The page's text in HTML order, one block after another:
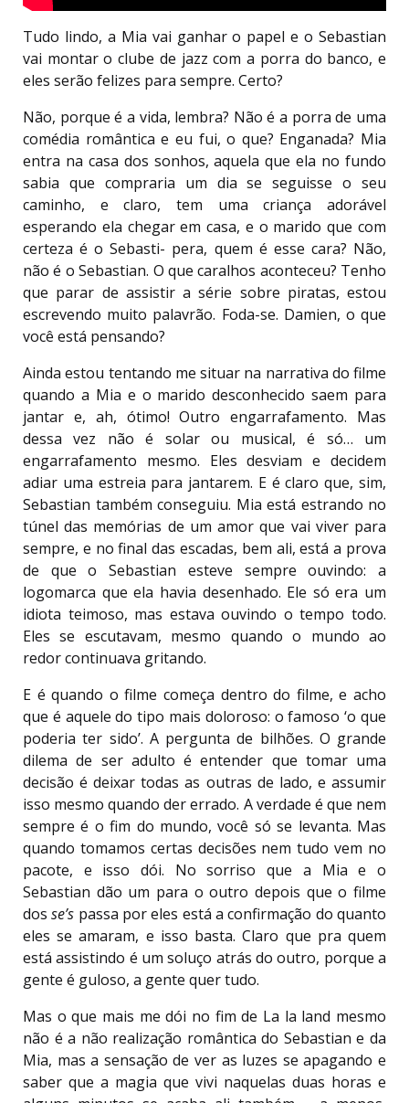
Tudo lindo, a Mia vai ganhar o papel e o Sebastian
vai montar o clube de jazz com a porra do banco, e
eles serão felizes para sempre. Certo?
Não, porque é a vida, lembra? Não é a porra de uma
comédia romântica e eu fui, o que? Enganada? Mia
entra na casa dos sonhos, aquela que ela no fundo
sabia que compraria um dia se seguisse o seu
caminho, e claro, tem uma criança adorável
esperando ela chegar em casa, e o marido que com
certeza é o Sebasti- pera, quem é esse cara? Não,
não é o Sebastian. O que caralhos aconteceu? Tenho
que parar de assistir a série sobre piratas, estou
escrevendo muito palavrão. Foda-se. Damien, o que
você está pensando?
Ainda estou tentando me situar na narrativa do filme
quando a Mia e o marido desconhecido saem para
jantar e, ah, ótimo! Outro engarrafamento. Mas
dessa vez não é solar ou musical, é só… um
engarrafamento mesmo. Eles desviam e decidem
adiar uma estreia para jantarem. E é claro que, sim,
Sebastian também conseguiu. Mia está estrando no
túnel das memórias de um amor que vai viver para
sempre, e no final das escadas, bem ali, está a prova
de que o Sebastian esteve sempre ouvindo: a
logomarca que ela havia desenhado. Ele só era um
idiota teimoso, mas estava ouvindo o tempo todo.
Eles se escutavam, mesmo quando o mundo ao
redor continuava gritando.
E é quando o filme começa dentro do filme, e acho
que é aquele do tipo mais doloroso: o famoso ‘o que
poderia ter sido’. A pergunta de bilhões. O grande
dilema de ser adulto é entender que tomar uma
decisão é deixar todas as outras de lado, e assumir
isso mesmo quando der errado. A verdade é que nem
sempre é o fim do mundo, você só se levanta. Mas
quando tomamos certas decisões nem tudo vem no
pacote, e isso dói. No sorriso que a Mia e o
Sebastian dão um para o outro depois que o filme
dosse’s passa por eles está a confirmação do quanto
eles se amaram, e isso basta. Claro que pra quem
está assistindo é um soluço atrás do outro, porque a
gente é guloso, a gente quer tudo.
Mas o que mais me dói no fim de La la land mesmo
não é a não realização romântica do Sebastian e da
Mia, mas a sensação de ver as luzes se apagando e
saber que a magia que vivi naquelas duas horas e